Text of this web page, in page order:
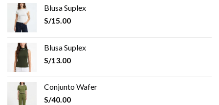
Blusa Suplex
S/15.00
Blusa Suplex
S/13.00
Conjunto Wafer
S/40.00